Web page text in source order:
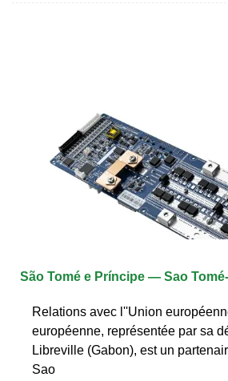
São Tomé e Príncipe — Sao
Relations avec l''Union
européenne, représentée par sa
Libreville (Gabon), est un
Sao